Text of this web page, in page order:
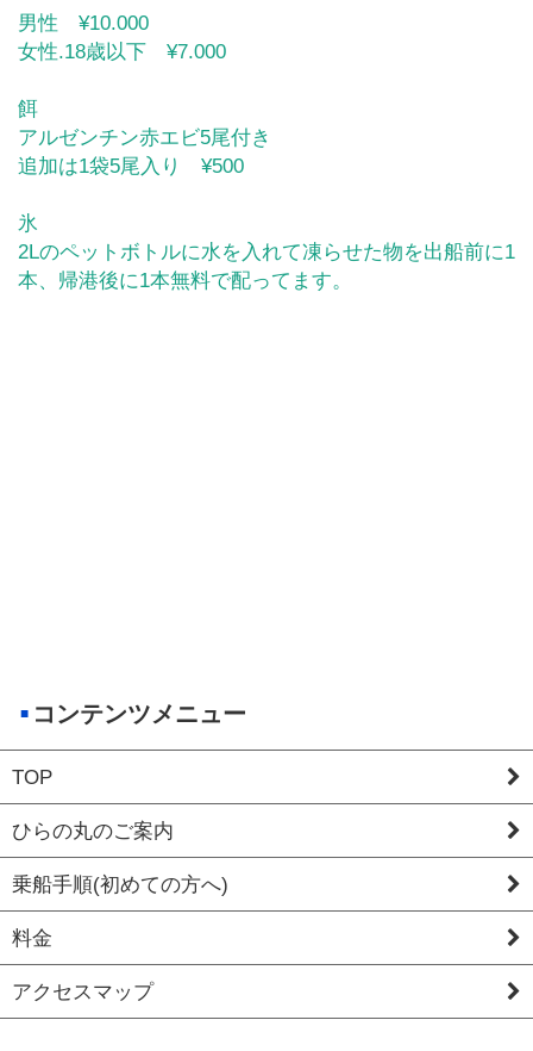
男性 ¥10.000
女性.18歳以下 ¥7.000
餌
アルゼンチン赤エビ5尾付き
追加は1袋5尾入り ¥500
氷
2Lのペットボトルに水を入れて凍らせた物を出船前に1
本、帰港後に1本無料で配ってます。
コンテンツメニュー
TOP
ひらの丸のご案内
乗船手順(初めての方へ)
料金
アクセスマップ